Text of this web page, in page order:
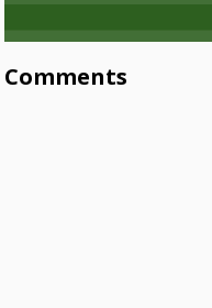
Comments